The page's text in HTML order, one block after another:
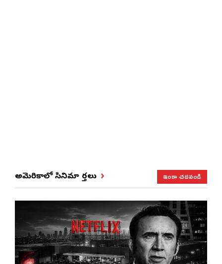
అమెరికాలో సినిమా వార్తలు ఇంకా చదవండి